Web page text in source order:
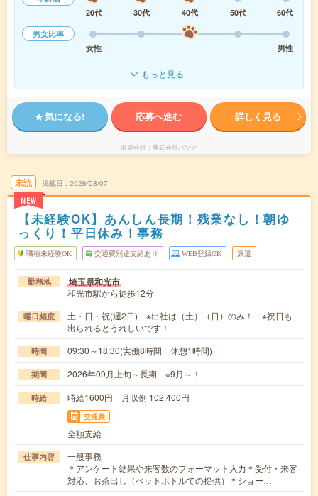
20代
30代 40代 50代
60代
男女比率
女性
男性
もっと見る
気になる! 応募へ進む 詳しく見る
派遣会社 株式会社パソナ
未読
NEW
掲載日 2026/08/07
【未経験OK】あんしん長期！残業なし！朝ゆ
っくり！平日休み！事務
職種未経験OK 交通費別途支給あり WEB登録OK 派遣
勤務地 埼玉県和光市
和光市駅から徒歩12分
曜日頻度
土・日・祝(週2日) ※出社は（土）（日）のみ！ ※祝日も
出られるとうれしいです！
時間 09:30～18:30(実働8時間 休憩1時間)
期間 2026年09月上旬～長期 ※9月～！
時給 時給1600円 月収例 102,400円
交通費
全額支給
仕事内容
一般事務
＊アンケート結果や来客数のフォーマット入力＊受付・来客
対応、お茶出し（ペットボトルでの提供）＊ショー…